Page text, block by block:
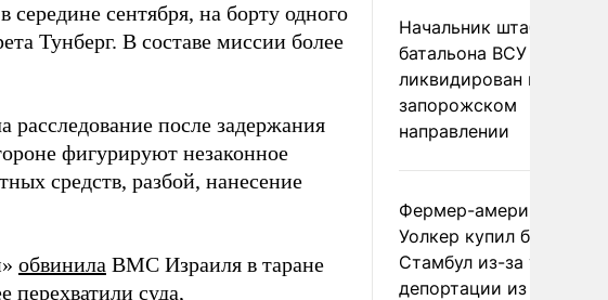
сентября, на борту одного
Тунберг. В составе миссии более
после задержания
фигурируют незаконное
средств, разбой, нанесение
обвинила ВМС Израиля в таране
перехватили суда,
Начальник штаба
батальона ВСУ
ликвидирован на
запорожском
направлении
Фермер-американец
Уолкер купил билет в
Стамбул из-за угрозы
депортации из России